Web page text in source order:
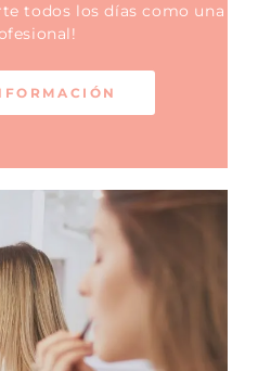
todos los días como una